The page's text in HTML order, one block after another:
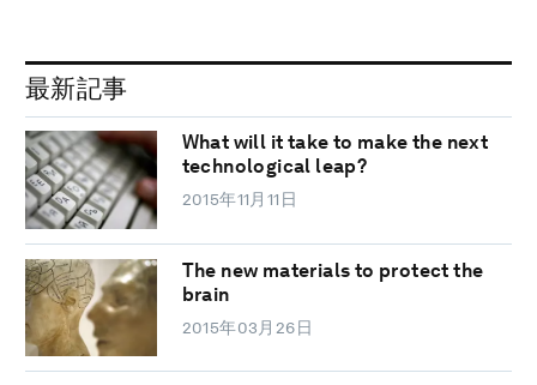
最新記事
What will it take to make the next
technological leap?
2015年11月11日
The new materials to protect the
brain
2015年03月26日